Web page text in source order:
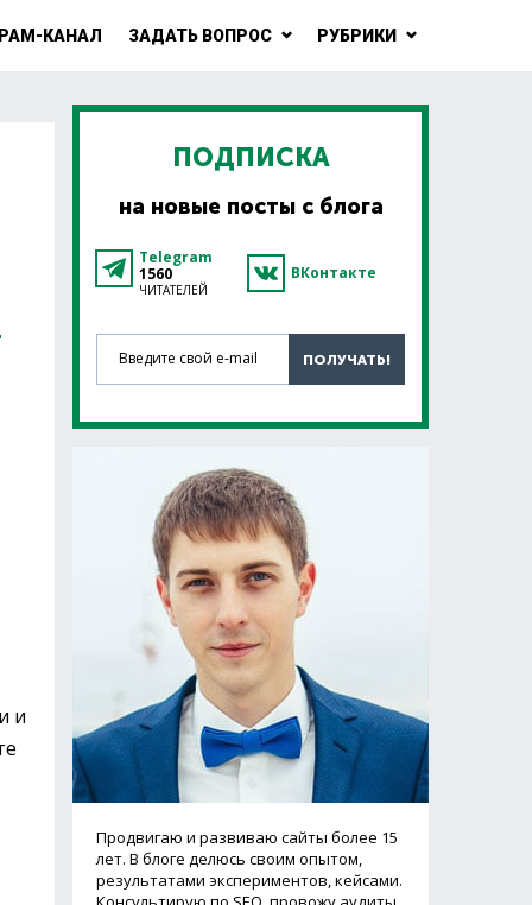
КАНАЛ ЗАДАТЬ ВОПРОС РУБРИКИ
и
ПОДПИСКА
на новые посты с блога
Telegram
1560
ЧИТАТЕЛЕЙ
ВКонтакте
Введите свой e-mail
ПОЛУЧАТЬ!
Продвигаю и развиваю сайты более 15
лет. В блоге делюсь своим опытом,
результатами экспериментов, кейсами.